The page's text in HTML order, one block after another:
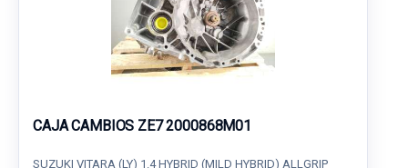
CAJA CAMBIOS ZE7 2000868M01
SUZUKI VITARA (LY) 1.4 HYBRID (MILD HYBRID) ALLGRIP